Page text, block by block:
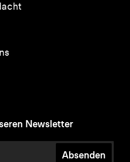
Newsletter
Absenden